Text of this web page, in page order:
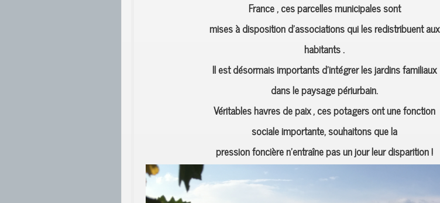
France , ces parcelles municipales sont
mises à disposition d’associations qui les redistribuent aux
habitants .
Il est désormais importants d’intégrer les jardins familiaux
dans le paysage périurbain.
Véritables havres de paix , ces potagers ont une fonction
sociale importante, souhaitons que la
pression foncière n’entraîne pas un jour leur disparition !